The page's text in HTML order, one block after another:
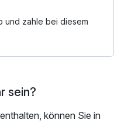
und zahle bei diesem
sein?
können Sie in